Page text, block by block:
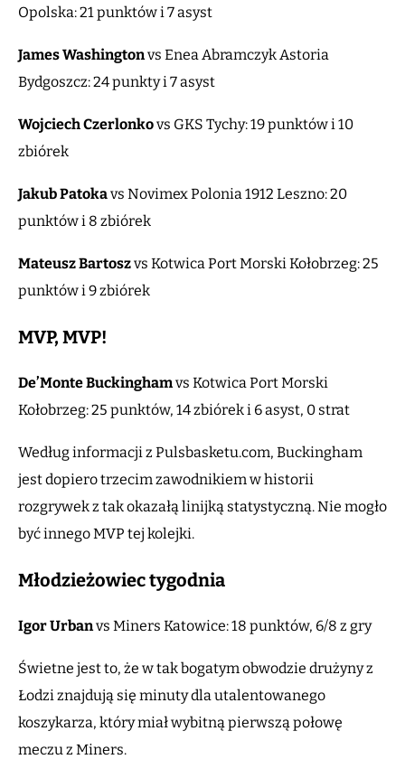
Opolska: 21 punktów i 7 asyst
James Washingtonvs Enea Abramczyk Astoria
Bydgoszcz: 24 punkty i 7 asyst
Wojciech Czerlonkovs GKS Tychy: 19 punktów i 10
zbiórek
Jakub Patokavs Novimex Polonia 1912 Leszno: 20
punktów i 8 zbiórek
Mateusz Bartoszvs Kotwica Port Morski Kołobrzeg: 25
punktów i 9 zbiórek
MVP, MVP!
De’Monte Buckinghamvs Kotwica Port Morski
Kołobrzeg: 25 punktów, 14 zbiórek i 6 asyst, 0 strat
Według informacji z Pulsbasketu.com, Buckingham
jest dopiero trzecim zawodnikiem w historii
rozgrywek z tak okazałą linijką statystyczną. Nie mogło
być innego MVP tej kolejki.
Młodzieżowiec tygodnia
Igor Urbanvs Miners Katowice: 18 punktów, 6/8 z gry
Świetne jest to, że w tak bogatym obwodzie drużyny z
Łodzi znajdują się minuty dla utalentowanego
koszykarza, który miał wybitną pierwszą połowę
meczu z Miners.